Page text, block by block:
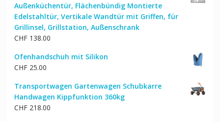
Außenküchentür, Flächenbündig Montierte
Edelstahltür, Vertikale Wandtür mit Griffen, für
Grillinsel, Grillstation, Außenschrank
CHF138.00
Ofenhandschuh mit Silikon
CHF25.00
Transportwagen Gartenwagen Schubkarre
Handwagen Kippfunktion 360kg
CHF218.00